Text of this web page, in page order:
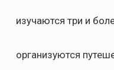
изучаются три и
организуются